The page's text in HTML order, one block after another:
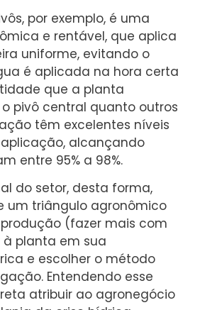
por exemplo, é uma
e rentável, que aplica
uniforme, evitando o
é aplicada na hora certa
que a planta
pivô central quanto outros
têm excelentes níveis
alcançando
entre 95% a 98%.
do setor, desta forma,
um triângulo agronômico
(fazer mais com
planta em sua
e escolher o método
Entendendo esse
atribuir ao agronegócio